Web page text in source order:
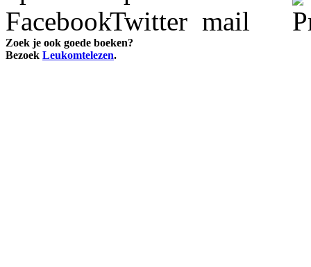
Zoek je ook goede boeken?
Bezoek Leukomtelezen.